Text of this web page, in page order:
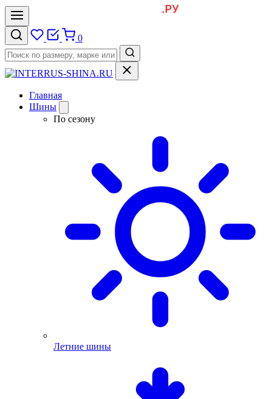
0
Главная
Шины
По сезону
Летние шины